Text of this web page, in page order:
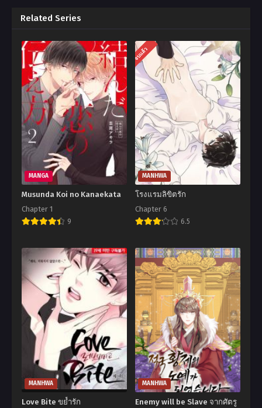
Related Series
MANGA
Musunda Koi no Kanaekata
Chapter 1
9
จบแล้ว
MANHWA
โรงแรมลิขิตรัก
Chapter 6
6.5
MANHWA
Love Bite ขย้ำรัก
MANHWA
Enemy will be Slave จากศัตรู